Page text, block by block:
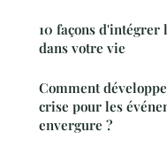
10 façons
dans votre vie
Comment
crise pour les
envergure ?